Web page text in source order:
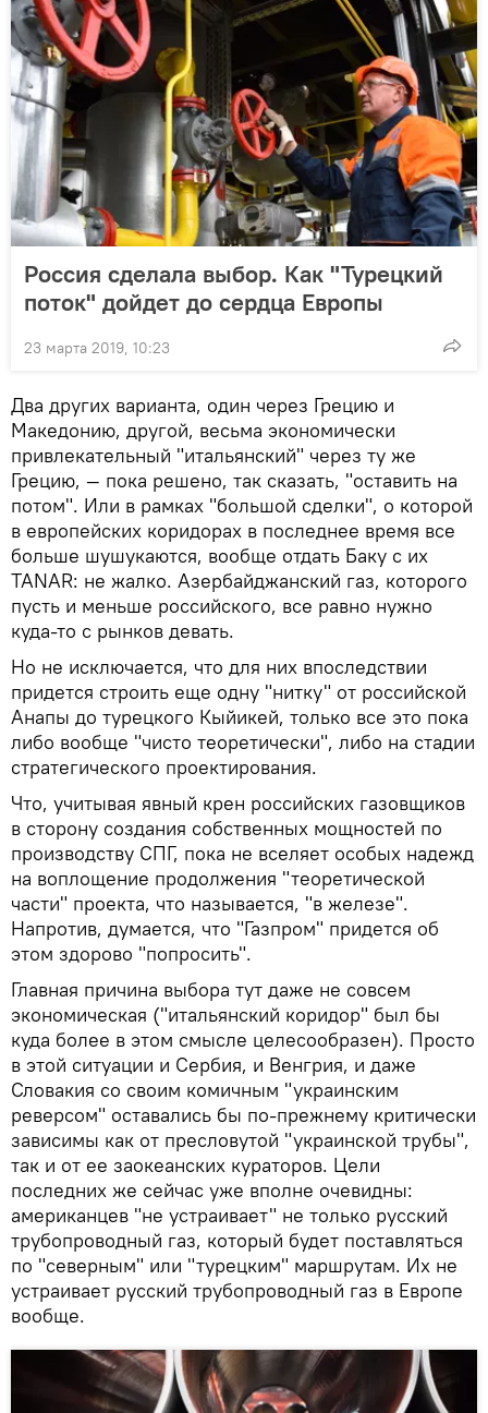
Россия сделала выбор. Как "Турецкий
поток" дойдет до сердца Европы
23 марта 2019, 10:23
Два других варианта, один через Грецию и
Македонию, другой, весьма экономически
привлекательный "итальянский" через ту же
Грецию, — пока решено, так сказать, "оставить на
потом". Или в рамках "большой сделки", о которой
в европейских коридорах в последнее время все
больше шушукаются, вообще отдать Баку с их
TANAR: не жалко. Азербайджанский газ, которого
пусть и меньше российского, все равно нужно
куда-то с рынков девать.
Но не исключается, что для них впоследствии
придется строить еще одну "нитку" от российской
Анапы до турецкого Кыйикей, только все это пока
либо вообще "чисто теоретически", либо на стадии
стратегического проектирования.
Что, учитывая явный крен российских газовщиков
в сторону создания собственных мощностей по
производству СПГ, пока не вселяет особых надежд
на воплощение продолжения "теоретической
части" проекта, что называется, "в железе".
Напротив, думается, что "Газпром" придется об
этом здорово "попросить".
Главная причина выбора тут даже не совсем
экономическая ("итальянский коридор" был бы
куда более в этом смысле целесообразен). Просто
в этой ситуации и Сербия, и Венгрия, и даже
Словакия со своим комичным "украинским
реверсом" оставались бы по-прежнему критически
зависимы как от пресловутой "украинской трубы",
так и от ее заокеанских кураторов. Цели
последних же сейчас уже вполне очевидны:
американцев "не устраивает" не только русский
трубопроводный газ, который будет поставляться
по "северным" или "турецким" маршрутам. Их не
устраивает русский трубопроводный газ в Европе
вообще.